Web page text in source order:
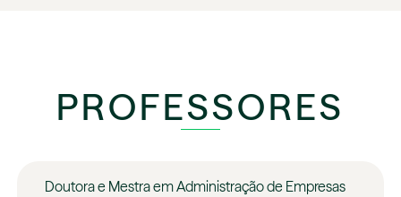
PROFESSORES
Doutora e Mestra em Administração de Empresas